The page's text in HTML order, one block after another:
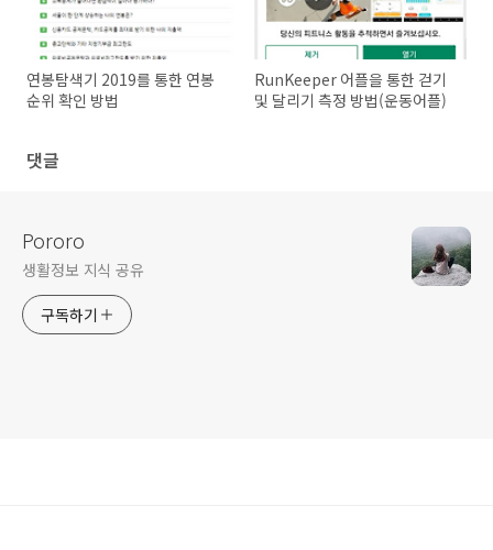
연봉탐색기 2019를 통한 연봉
순위 확인 방법
RunKeeper 어플을 통한 걷기
및 달리기 측정 방법(운동어플)
댓글
Pororo
생활정보 지식 공유
구독하기